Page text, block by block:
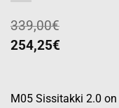
339,00€
254,25€
M05 Sissitakki 2.0